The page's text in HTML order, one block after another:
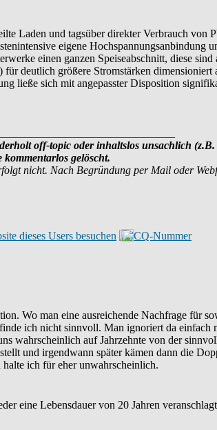
Laden und tagsüber direkter Verbrauch
eigene Hochspannungsanbindung
einen ganzen Speiseabschnitt, diese sind
deutlich größere Stromstärken dimensioniert
ließe sich mit angepasster Disposition
off-topic oder inhaltslos unsachlich
gelöscht.
nicht. Nach Begründung per Mail oder
Wo man eine ausreichende Nachfrage für
ich nicht sinnvoll. Man ignoriert da einfach
wahrscheinlich auf Jahrzehnte von der
und irgendwann später kämen dann die
ich für eher unwahrscheinlich.
eine Lebensdauer von 20 Jahren